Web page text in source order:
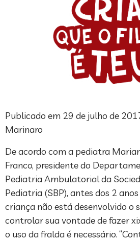
Publicado em 29 de julho de
Marinaro
De acordo com a pediatra
Franco, presidente do
Pediatria Ambulatorial da
Pediatria (SBP), antes dos 2
criança não está desenvolvido o
controlar sua vontade de fazer
o uso da fralda é necessário.